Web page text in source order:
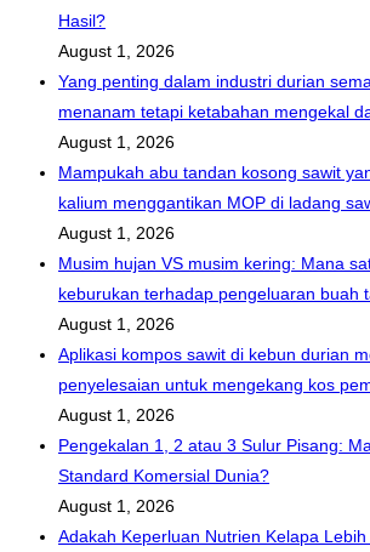
Hasil?
August 1, 2026
Yang penting dalam industri durian
menanam tetapi ketabahan mengekal
August 1, 2026
Mampukah abu tandan kosong sawit
kalium menggantikan MOP di ladang
August 1, 2026
Musim hujan VS musim kering: Mana
keburukan terhadap pengeluaran buah
August 1, 2026
Aplikasi kompos sawit di kebun durian
penyelesaian untuk mengekang kos
August 1, 2026
Pengekalan 1, 2 atau 3 Sulur Pisang:
Standard Komersial Dunia?
August 1, 2026
Adakah Keperluan Nutrien Kelapa